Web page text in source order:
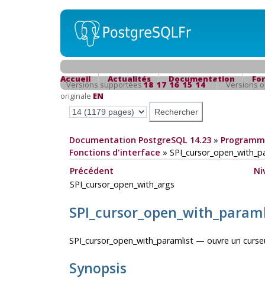
Accueil Actualités Documentation
Versions supportées18 17 16 15 14
Versions
originale EN
Documentation PostgreSQL 14.23»
Fonctions d'interface »
Précédent
SPI_cursor_open_with_args
SPI_cursor_open_with_paramlist — ouvre un
Synopsis